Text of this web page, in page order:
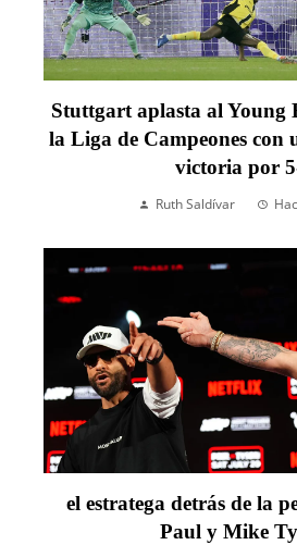
Stuttgart aplasta al Young
la Liga de Campeones con
victoria por
Ruth Saldívar
el estratega detrás de la
Paul y Mike